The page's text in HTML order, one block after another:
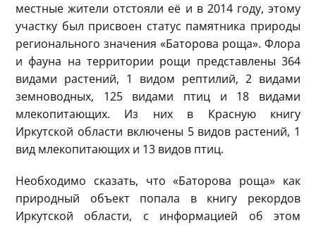
местные жители отстояли её и в 2014 году, этому
участку был присвоен статус памятника природы
регионального значения «Баторова роща». Флора
и фауна на территории рощи представлены 364
видами растений, 1 видом рептилий, 2 видами
земноводных, 125 видами птиц и 18 видами
млекопитающих. Из них в Красную книгу
Иркутской области включены 5 видов растений, 1
вид млекопитающих и 13 видов птиц.
Необходимо сказать, что «Баторова роща» как
природный объект попала в книгу рекордов
Иркутской области, с информацией об этом